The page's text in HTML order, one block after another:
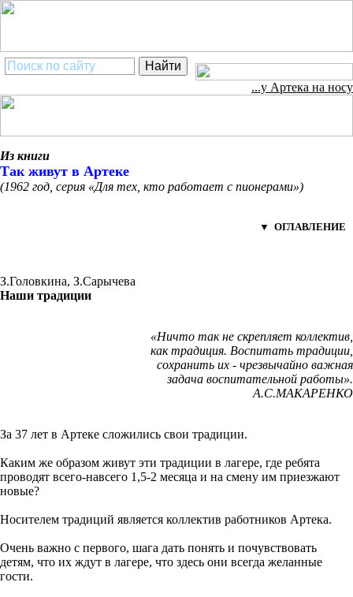
...у Артека на носу
Из книги
Так живут в Артеке
(1962 год, серия «Для тех, кто работает с пионерами»)
▼ ОГЛАВЛЕНИЕ
З.Головкина, З.Сарычева
Наши традиции
«Ничто так не скрепляет коллектив,
как традиция. Воспитать традиции,
сохранить их - чрезвычайно важная
задача воспитательной работы».
А.С.МАКАРЕНКО
За 37 лет в Артеке сложились свои традиции.
Каким же образом живут эти традиции в лагере, где ребята
проводят всего-навсего 1,5-2 месяца и на смену им приезжают
новые?
Носителем традиций является коллектив работников Артека.
Очень важно с первого, шага дать понять и почувствовать
детям, что их ждут в лагере, что здесь они всегда желанные
гости.